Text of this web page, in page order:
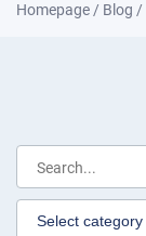
Homepage / Blog /